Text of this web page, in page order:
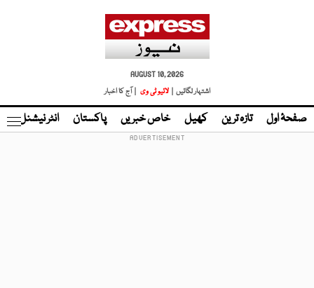
AUGUST 10, 2026
اشتہار لگائیں |
لائیو ٹی وی | آج کا اخبار
صفحۂ اول تازہ ترین کھیل خاص خبریں پاکستان انٹر نیشنل